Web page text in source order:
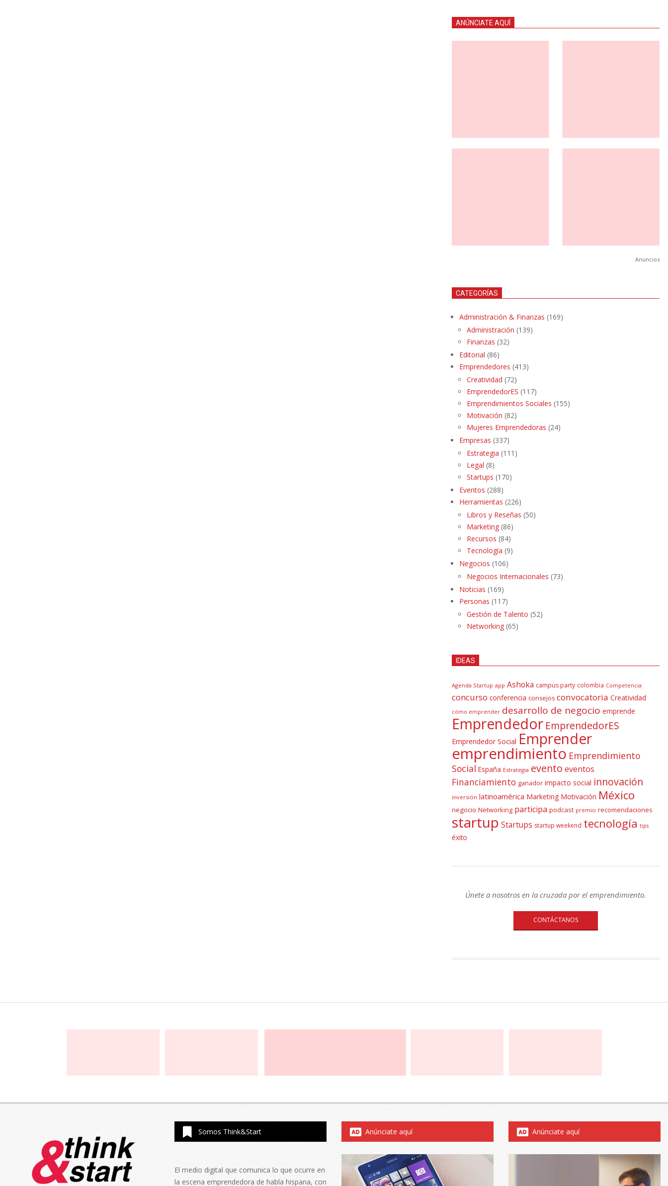
ANÚNCIATE AQUÍ
Anuncios
CATEGORÍAS
Administración & Finanzas (169)
Administración (139)
Finanzas (32)
Editorial (86)
Emprendedores (413)
Creatividad (72)
EmprendedorES (117)
Emprendimientos Sociales (155)
Motivación (82)
Mujeres Emprendedoras (24)
Empresas (337)
Estrategia (111)
Legal (8)
Startups (170)
Eventos (288)
Herramientas (226)
Libros y Reseñas (50)
Marketing (86)
Recursos (84)
Tecnología (9)
Negocios (106)
Negocios Internacionales (73)
Noticias (169)
Personas (117)
Gestión de Talento (52)
Networking (65)
IDEAS
Agenda Startup app Ashoka campus party colombia Competencia
concurso conferencia consejos convocatoria Creatividad
cómo emprender desarrollo de negocio emprende
Emprendedor EmprendedorES
Emprendedor Social Emprender
emprendimiento Emprendimiento
Social España Estrategia evento eventos
Financiamiento ganador impacto social innovación
inversión latinoamérica Marketing Motivación México
negocio Networking participa podcast premio recomendaciones
startup Startups startup weekend tecnología tips
éxito
Únete a nosotros en la cruzada por el emprendimiento.
CONTÁCTANOS
Somos Think&Start
El medio digital que comunica lo que ocurre en
la escena emprendedora de habla hispana, con
Anúnciate aquí Anúnciate aquí